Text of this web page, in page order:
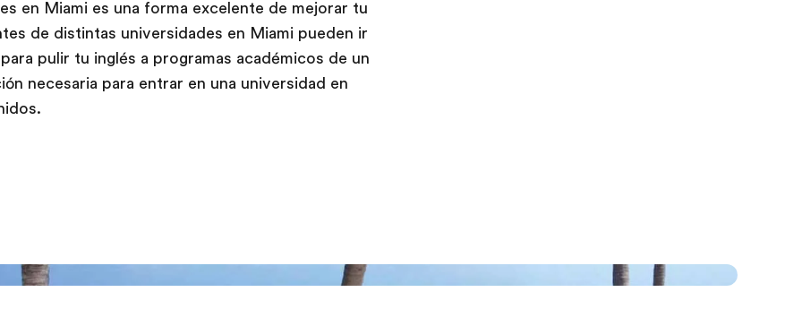
en Miami es una forma excelente de mejorar tu
de distintas universidades en Miami pueden ir
pulir tu inglés a programas académicos de un
necesaria para entrar en una universidad en